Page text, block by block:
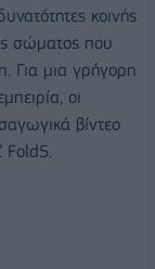
κοινής
σώματος που
Για μια γρήγορη
οι
βίντεο
Fold5.